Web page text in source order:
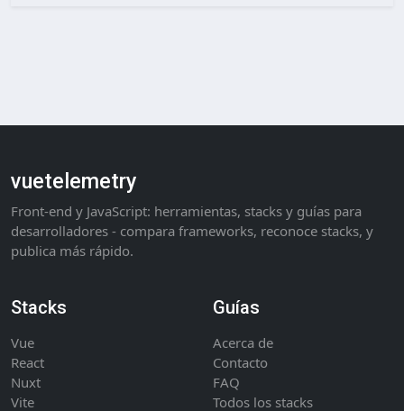
vuetelemetry
Front-end y JavaScript: herramientas, stacks y guías para
desarrolladores - compara frameworks, reconoce stacks, y
publica más rápido.
Stacks
Vue
React
Nuxt
Vite
Guías
Acerca de
Contacto
FAQ
Todos los stacks